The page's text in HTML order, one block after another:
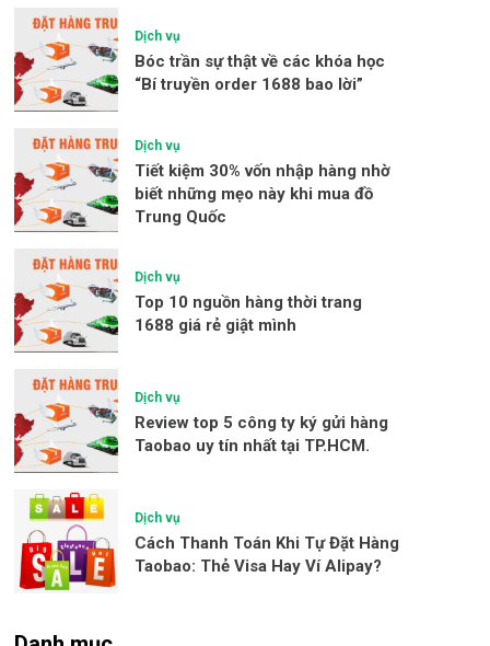
Dịch vụ
Bóc trần sự thật về các khóa học
“Bí truyền order 1688 bao lời”
Dịch vụ
Tiết kiệm 30% vốn nhập hàng nhờ
biết những mẹo này khi mua đồ
Trung Quốc
Dịch vụ
Top 10 nguồn hàng thời trang
1688 giá rẻ giật mình
Dịch vụ
Review top 5 công ty ký gửi hàng
Taobao uy tín nhất tại TP.HCM.
Dịch vụ
Cách Thanh Toán Khi Tự Đặt Hàng
Taobao: Thẻ Visa Hay Ví Alipay?